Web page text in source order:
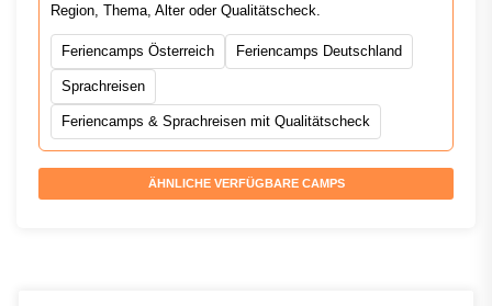
Region, Thema, Alter oder Qualitätscheck.
Feriencamps Österreich Feriencamps Deutschland
Sprachreisen
Feriencamps & Sprachreisen mit Qualitätscheck
ÄHNLICHE VERFÜGBARE CAMPS